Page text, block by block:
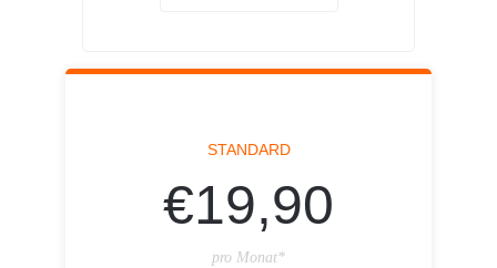
STANDARD
€19,90
pro Monat*